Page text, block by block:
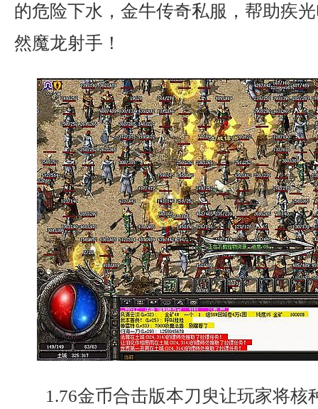
的危险下水，金牛传奇私服，帮助疾
然魔龙射手！
1.76金币合击版本刀臾让玩家将核